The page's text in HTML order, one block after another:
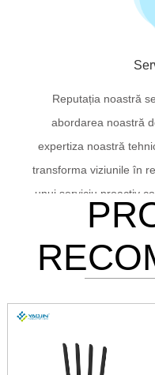
Reputația noastră
abordarea noastră
expertiza noastră
transforma viziunile în
unui serviciu proactiv
satisfacem nevoile în
clienții ne judecă în
așteptăm cu